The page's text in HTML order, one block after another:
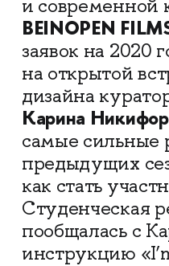
и современной
BEINOPEN
заявок на 2020
на открытой
дизайна
Карина
самые сильные
предыдущих
как стать
Студенческая
пообщалась с
инструкцию